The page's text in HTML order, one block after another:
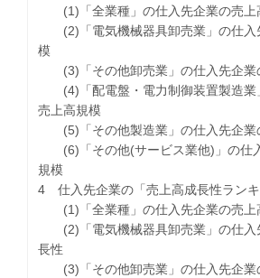
(1)「全業種」の仕入先企業の売上
(2)「電気機械器具卸売業」の仕入
模
(3)「その他卸売業」の仕入先企業
(4)「配電盤・電力制御装置製造業
売上高規模
(5)「その他製造業」の仕入先企業
(6)「その他(サービス業他)」の仕
規模
4 仕入先企業の「売上高成長性ランキ
(1)「全業種」の仕入先企業の売上
(2)「電気機械器具卸売業」の仕入
長性
(3)「その他卸売業」の仕入先企業